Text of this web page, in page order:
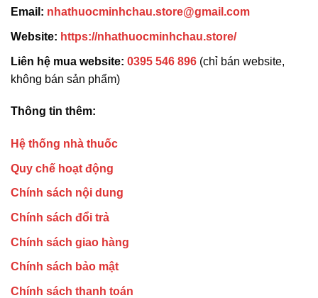
Email: nhathuocminhchau.store@gmail.com
Website: https://nhathuocminhchau.store/
Liên hệ mua website: 0395 546 896 (chỉ bán website,
không bán sản phẩm)
Thông tin thêm:
Hệ thống nhà thuốc
Quy chế hoạt động
Chính sách nội dung
Chính sách đổi trả
Chính sách giao hàng
Chính sách bảo mật
Chính sách thanh toán